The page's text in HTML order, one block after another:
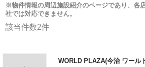
※物件情報の周辺施設紹介のページであり、各
社では対応できません。
該当件数2件
WORLD PLAZA(今治 ワール